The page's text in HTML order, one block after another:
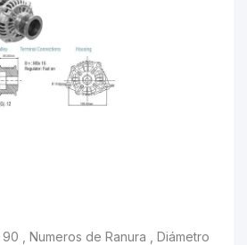
, Numeros de Ranura , Diámetro